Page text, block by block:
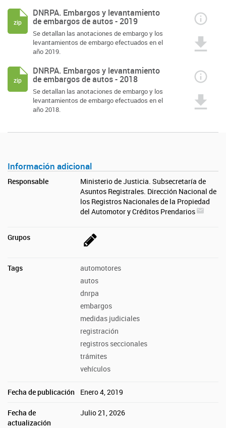
DNRPA. Embargos y levantamiento
de embargos de autos - 2019
Se detallan las anotaciones de embargo y los
levantamientos de embargo efectuados en el
año 2019.
zip
DNRPA. Embargos y levantamiento
de embargos de autos - 2018
Se detallan las anotaciones de embargo y los
levantamientos de embargo efectuados en el
año 2018.
zip
Información adicional
Responsable
Ministerio de Justicia. Subsecretaría de
Asuntos Registrales. Dirección Nacional de
los Registros Nacionales de la Propiedad
del Automotor y Créditos Prendarios
Grupos
Tags
automotores
autos
dnrpa
embargos
medidas judiciales
registración
registros seccionales
trámites
vehículos
Fecha de publicación Enero 4, 2019
Fecha de
actualización
Julio 21, 2026